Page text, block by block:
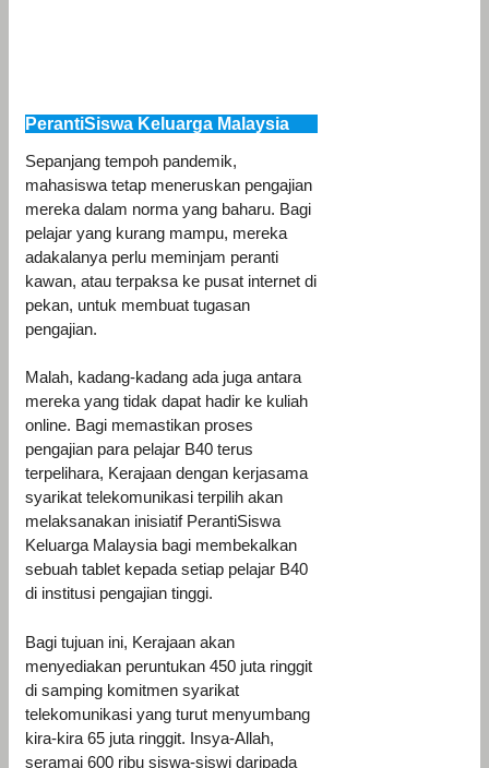
PerantiSiswa Keluarga Malaysia
Sepanjang tempoh pandemik,
mahasiswa tetap meneruskan pengajian
mereka dalam norma yang baharu. Bagi
pelajar yang kurang mampu, mereka
adakalanya perlu meminjam peranti
kawan, atau terpaksa ke pusat internet di
pekan, untuk membuat tugasan
pengajian.
Malah, kadang-kadang ada juga antara
mereka yang tidak dapat hadir ke kuliah
online. Bagi memastikan proses
pengajian para pelajar B40 terus
terpelihara, Kerajaan dengan kerjasama
syarikat telekomunikasi terpilih akan
melaksanakan inisiatif PerantiSiswa
Keluarga Malaysia bagi membekalkan
sebuah tablet kepada setiap pelajar B40
di institusi pengajian tinggi.
Bagi tujuan ini, Kerajaan akan
menyediakan peruntukan 450 juta ringgit
di samping komitmen syarikat
telekomunikasi yang turut menyumbang
kira-kira 65 juta ringgit. Insya-Allah,
seramai 600 ribu siswa-siswi daripada